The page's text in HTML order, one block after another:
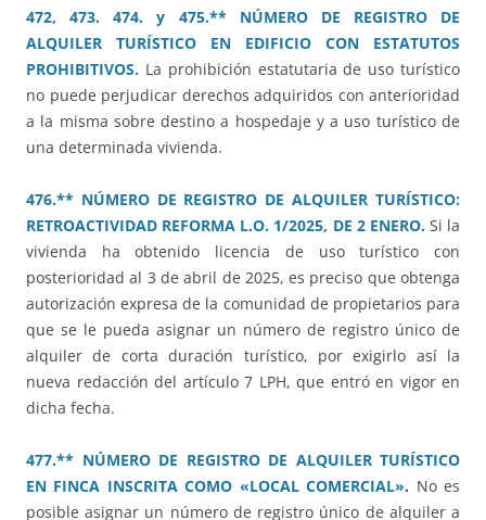
472, 473. 474. y 475.** NÚMERO DE REGISTRO DE
ALQUILER TURÍSTICO EN EDIFICIO CON ESTATUTOS
PROHIBITIVOS. La prohibición estatutaria de uso turístico
no puede perjudicar derechos adquiridos con anterioridad
a la misma sobre destino a hospedaje y a uso turístico de
una determinada vivienda.
476.** NÚMERO DE REGISTRO DE ALQUILER TURÍSTICO:
RETROACTIVIDAD REFORMA L.O. 1/2025, DE 2 ENERO. Si la
vivienda ha obtenido licencia de uso turístico con
posterioridad al 3 de abril de 2025, es preciso que obtenga
autorización expresa de la comunidad de propietarios para
que se le pueda asignar un número de registro único de
alquiler de corta duración turístico, por exigirlo así la
nueva redacción del artículo 7 LPH, que entró en vigor en
dicha fecha.
477.** NÚMERO DE REGISTRO DE ALQUILER TURÍSTICO
EN FINCA INSCRITA COMO «LOCAL COMERCIAL». No es
posible asignar un número de registro único de alquiler a